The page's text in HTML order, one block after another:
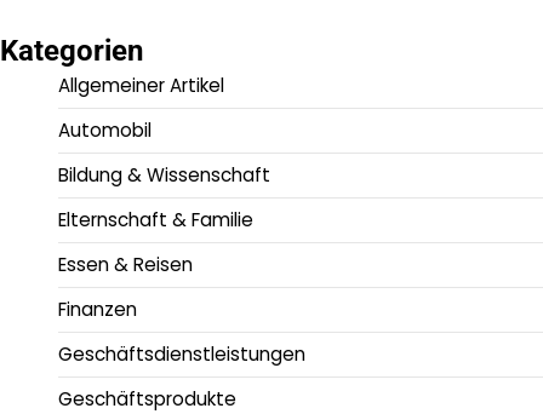
Kategorien
Allgemeiner Artikel
Automobil
Bildung & Wissenschaft
Elternschaft & Familie
Essen & Reisen
Finanzen
Geschäftsdienstleistungen
Geschäftsprodukte